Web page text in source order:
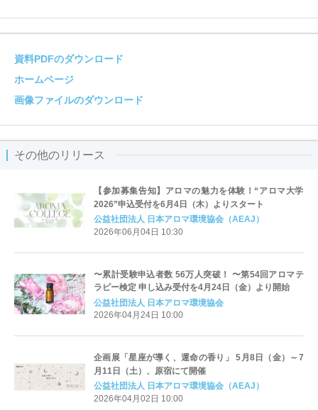
資料PDFのダウンロード
ホームページ
画像ファイルのダウンロード
その他のリリース
【参加募集告知】アロマの魅力を体験！“アロマ大学
2026”申込受付を6月4日（木）よりスタート
公益社団法人 日本アロマ環境協会（AEAJ）
2026年06月04日 10:30
〜累計受験申込者数 56万人突破！ 〜第54回アロマテ
ラピー検定 申し込み受付を4月24日（金）より開始
公益社団法人 日本アロマ環境協会
2026年04月24日 10:00
企画展「星座が導く、運命の香り」 5月8日（金）～7
月11日（土）、原宿にて開催
公益社団法人 日本アロマ環境協会（AEAJ）
2026年04月02日 10:00